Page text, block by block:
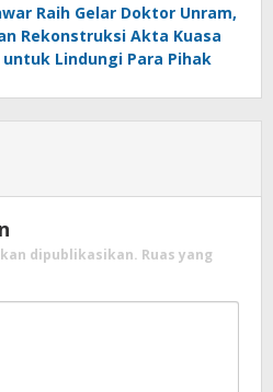
Raih Gelar Doktor Unram,
Rekonstruksi Akta Kuasa
Lindungi Para Pihak
dipublikasikan. Ruas yang